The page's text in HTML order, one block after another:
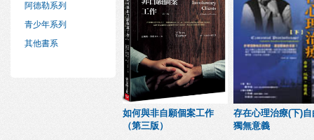
阿德勒系列
青少年系列
其他書系
如何與非自願個案工作
（第三版）
存在心理治療(下)自
獨無意義